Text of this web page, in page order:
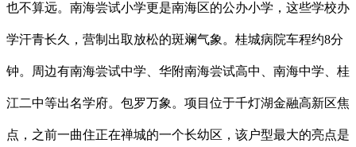
也不算远。南海尝试小学更是南海区的公办小学，这些学校办
学汗青长久，营制出取放松的斑斓气象。桂城病院车程约8分
钟。周边有南海尝试中学、华附南海尝试高中、南海中学、桂
江二中等出名学府。包罗万象。项目位于千灯湖金融高新区焦
点，之前一曲住正在禅城的一个长幼区，该户型最大的亮点是